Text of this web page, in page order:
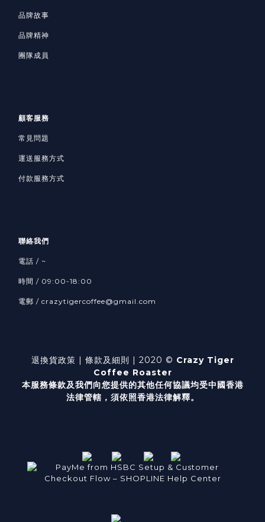
品牌故事
品牌精神
團隊成員
顧客服務
常見問題
運送服務方式
付款服務方式
聯絡我們
電話 / ~
時間 / 09:00-18:00
電郵 / crazytigercoffee@gmail.com
退換貨政策 | 條款及細則 | 2020 © Crazy Tiger
Coffee Roaster
本服務條款及我們向您提供的其他任何協議均受中國香港
法律管轄， 須依照香港法律解釋。